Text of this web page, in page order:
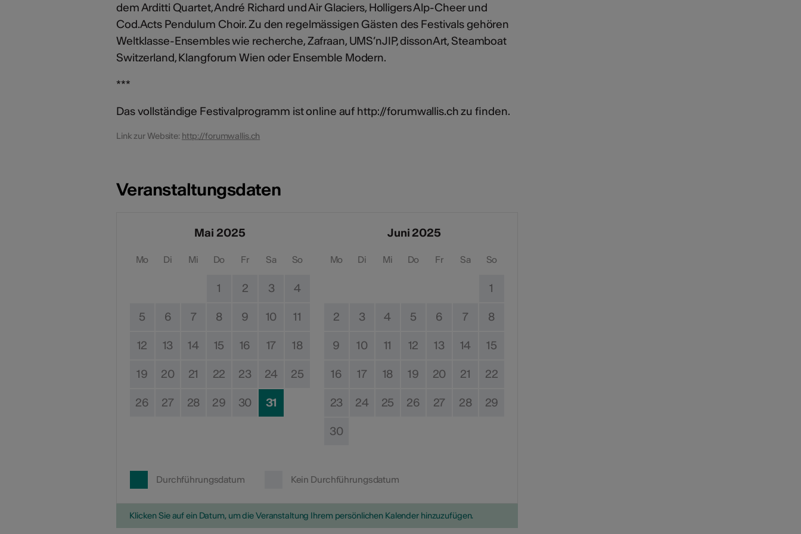
dem Arditti Quartet, André Richard und Air Glaciers, Holligers Alp-Cheer und
Cod.Acts Pendulum Choir. Zu den regelmässigen Gästen des Festivals gehören
Weltklasse-Ensembles wie recherche, Zafraan, UMS’nJIP, dissonArt, Steamboat
Switzerland, Klangforum Wien oder Ensemble Modern.
***
Das vollständige Festivalprogramm ist online auf http://forumwallis.ch zu finden.
Link zur Website: http://forumwallis.ch
Veranstaltungsdaten
Mai 2025
Mo Di Mi Do Fr Sa So
1 2 3 4
5 6 7 8 9 10 11
12 13 14 15 16 17 18
19 20 21 22 23 24 25
26 27 28 29 30 31
Juni 2025
Mo Di Mi Do Fr Sa So
1
2 3 4 5 6 7 8
9 10 11 12 13 14 15
16 17 18 19 20 21 22
23 24 25 26 27 28 29
30
Durchführungsdatum Kein Durchführungsdatum
Klicken Sie auf ein Datum, um die Veranstaltung Ihrem persönlichen Kalender hinzuzufügen.